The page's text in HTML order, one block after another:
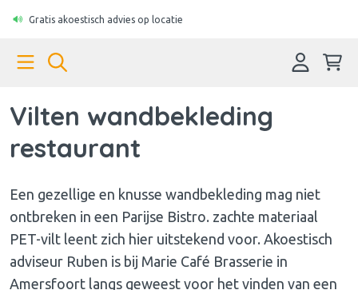
Gratis akoestisch advies op locatie
Vilten wandbekleding
restaurant
Een gezellige en knusse wandbekleding mag niet
ontbreken in een Parijse Bistro. zachte materiaal
PET-vilt leent zich hier uitstekend voor. Akoestisch
adviseur Ruben is bij Marie Café Brasserie in
Amersfoort langs geweest voor het vinden van een